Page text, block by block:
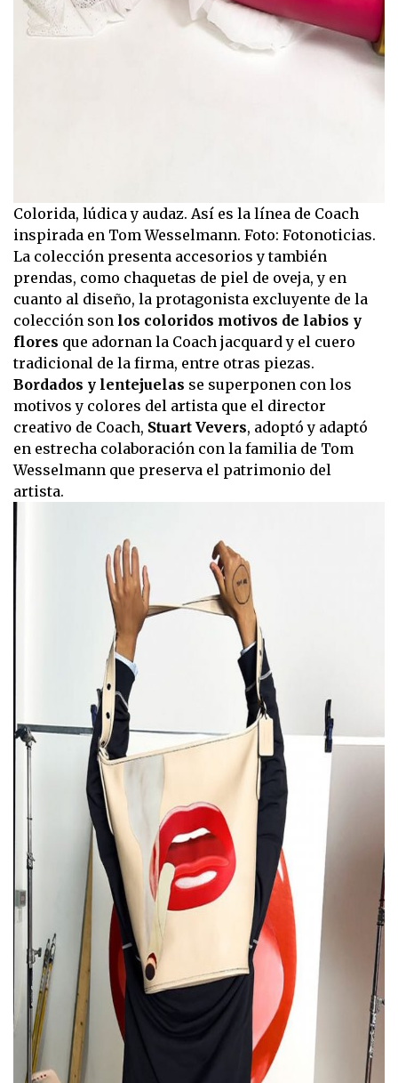
Colorida, lúdica y audaz. Así es la línea de Coach
inspirada en Tom Wesselmann. Foto: Fotonoticias.
La colección presenta accesorios y también
prendas, como chaquetas de piel de oveja, y en
cuanto al diseño, la protagonista excluyente de la
colección son los coloridos motivos de labios y
flores que adornan la Coach jacquard y el cuero
tradicional de la firma, entre otras piezas.
Bordados y lentejuelas se superponen con los
motivos y colores del artista que el director
creativo de Coach, Stuart Vevers, adoptó y adaptó
en estrecha colaboración con la familia de Tom
Wesselmann que preserva el patrimonio del
artista.